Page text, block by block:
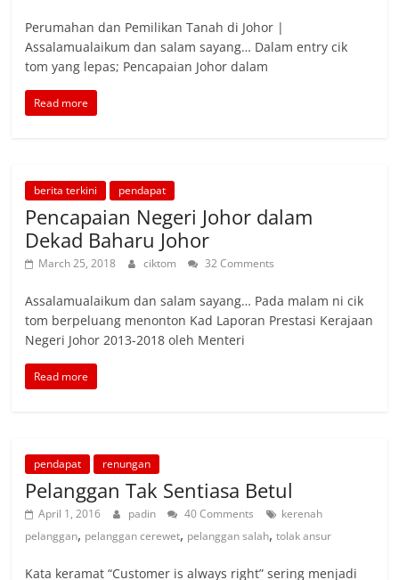
Perumahan dan Pemilikan Tanah di Johor |
Assalamualaikum dan salam sayang… Dalam entry cik
tom yang lepas; Pencapaian Johor dalam
Read more
berita terkini pendapat
Pencapaian Negeri Johor dalam
Dekad Baharu Johor
March 25, 2018 ciktom 32 Comments
Assalamualaikum dan salam sayang… Pada malam ni cik
tom berpeluang menonton Kad Laporan Prestasi Kerajaan
Negeri Johor 2013-2018 oleh Menteri
Read more
pendapat renungan
Pelanggan Tak Sentiasa Betul
April 1, 2016 padin 40 Comments
kerenah
pelanggan, pelanggan cerewet, pelanggan salah,tolak ansur
Kata keramat “Customer is always right” sering menjadi